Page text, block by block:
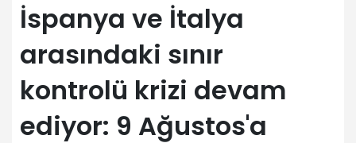
İspanya ve İtalya
arasındaki sınır
kontrolü krizi devam
ediyor: 9 Ağustos'a